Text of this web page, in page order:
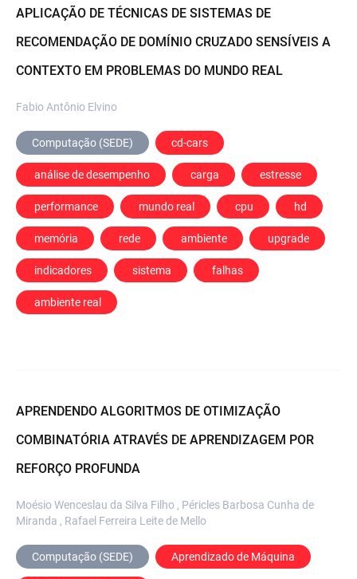
APLICAÇÃO DE TÉCNICAS DE SISTEMAS DE
RECOMENDAÇÃO DE DOMÍNIO CRUZADO SENSÍVEIS A
CONTEXTO EM PROBLEMAS DO MUNDO REAL
Fabio Antônio Elvino
Computação (SEDE) cd-cars
análise de desempenho carga estresse
performance mundo real cpu hd
memória rede ambiente upgrade
indicadores sistema falhas
ambiente real
APRENDENDO ALGORITMOS DE OTIMIZAÇÃO
COMBINATÓRIA ATRAVÉS DE APRENDIZAGEM POR
REFORÇO PROFUNDA
Moésio Wenceslau da Silva Filho , Péricles Barbosa Cunha de
Miranda , Rafael Ferreira Leite de Mello
Computação (SEDE) Aprendizado de Máquina